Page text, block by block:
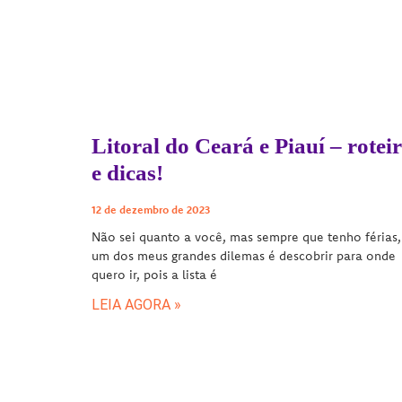
Litoral do Ceará e Piauí –
e dicas!
12 de dezembro de 2023
Não sei quanto a você, mas sempre que tenho férias,
um dos meus grandes dilemas é descobrir para onde
quero ir, pois a lista é
LEIA AGORA »